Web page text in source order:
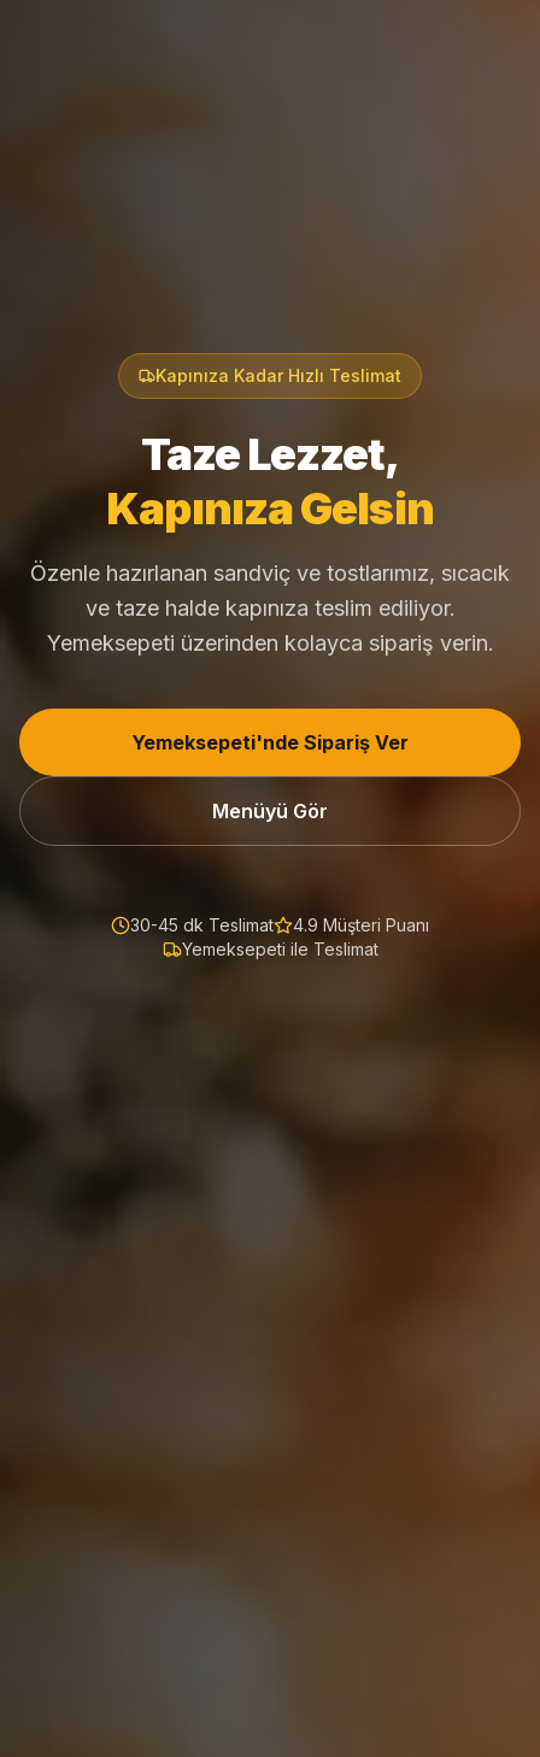
Kapınıza Kadar Hızlı Teslimat
Taze Lezzet,
Kapınıza Gelsin
Özenle hazırlanan sandviç ve tostlarımız, sıcacık
ve taze halde kapınıza teslim ediliyor.
Yemeksepeti üzerinden kolayca sipariş verin.
Yemeksepeti'nde Sipariş Ver
Menüyü Gör
30-45 dk Teslimat
4.9 Müşteri Puanı
Yemeksepeti ile Teslimat